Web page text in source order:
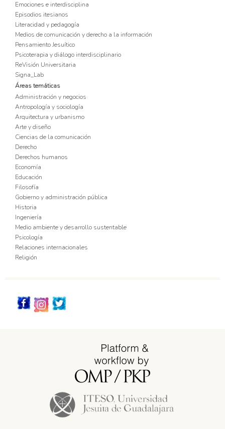
Emociones e interdisciplina
Episodios itesianos
Literacidad y pedagogía
Medios de comunicación y derecho a la información
Pensamiento Jesuítico
Psicoterapia y diálogo interdisciplinario
ReVisión Universitaria
Signa_Lab
Áreas temáticas
Administración y negocios
Antropología y sociología
Arquitectura y urbanismo
Arte y diseño
Ciencias de la comunicación
Derecho
Derechos humanos
Economía
Educación
Filosofía
Gobierno y administración pública
Historia
Ingeniería
Medio ambiente y desarrollo sustentable
Psicología
Relaciones internacionales
Religión
Redes_Sociales